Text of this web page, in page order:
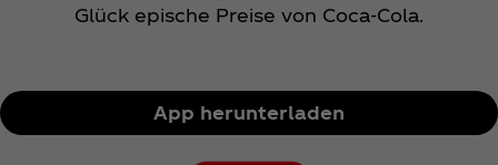
Glück epische Preise von Coca‑Cola.
App herunterladen